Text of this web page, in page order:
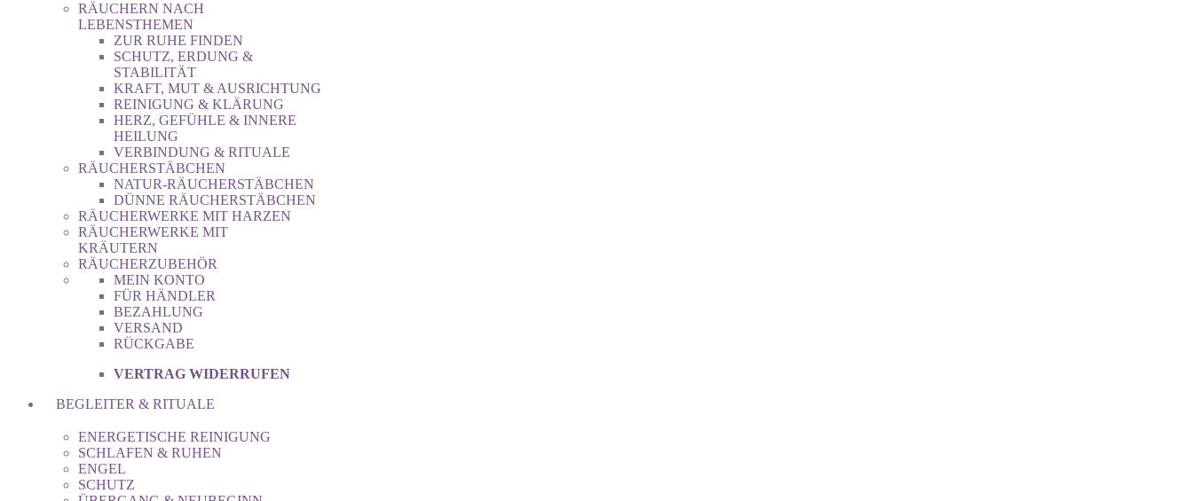
RÄUCHERN NACH
LEBENSTHEMEN
ZUR RUHE FINDEN
SCHUTZ, ERDUNG &
STABILITÄT
KRAFT, MUT & AUSRICHTUNG
REINIGUNG & KLÄRUNG
HERZ, GEFÜHLE & INNERE
HEILUNG
VERBINDUNG & RITUALE
RÄUCHERSTÄBCHEN
NATUR-RÄUCHERSTÄBCHEN
DÜNNE RÄUCHERSTÄBCHEN
RÄUCHERWERKE MIT HARZEN
RÄUCHERWERKE MIT
KRÄUTERN
RÄUCHERZUBEHÖR
MEIN KONTO
FÜR HÄNDLER
BEZAHLUNG
VERSAND
RÜCKGABE
VERTRAG WIDERRUFEN
BEGLEITER & RITUALE
ENERGETISCHE REINIGUNG
SCHLAFEN & RUHEN
ENGEL
SCHUTZ